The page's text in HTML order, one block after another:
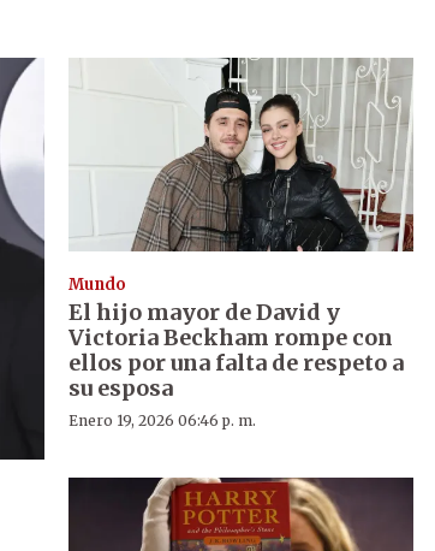
Mundo
El hijo mayor de David y
Victoria Beckham rompe con
ellos por una falta de respeto a
su esposa
Enero 19, 2026 06:46 p. m.